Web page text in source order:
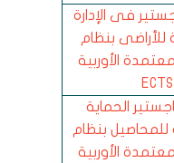
فى الإدارة
للأراضى بنظام
الأوربية
ECTS
الحماية
للمحاصيل بنظام
الأوربية